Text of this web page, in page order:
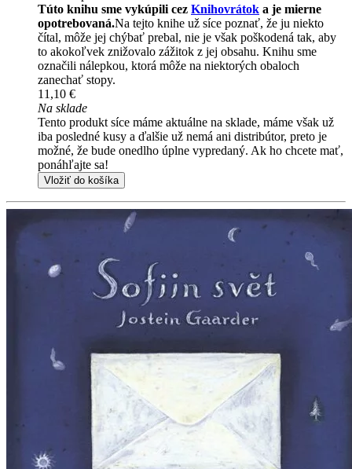
Túto knihu sme vykúpili cez Knihovrátok a je mierne
opotrebovaná.Na tejto knihe už síce poznať, že ju niekto
čítal, môže jej chýbať prebal, nie je však poškodená tak, aby
to akokoľvek znižovalo zážitok z jej obsahu. Knihu sme
označili nálepkou, ktorá môže na niektorých obaloch
zanechať stopy.
11,10 €
Na sklade
Tento produkt síce máme aktuálne na sklade, máme však už
iba posledné kusy a ďalšie už nemá ani distribútor, preto je
možné, že bude onedlho úplne vypredaný. Ak ho chcete mať,
ponáhľajte sa!
Vložiť do košíka